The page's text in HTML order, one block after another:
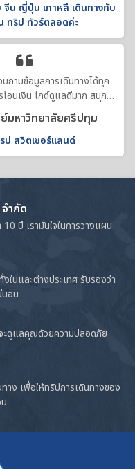
จีน ญี่ปุ่น เกาหลี เดินทางกับ
ทริป ทัวร์ตลอดค่ะ
ถามข้อมูลการเดินทางได้ทุก
รโอนเงิน ไกด์ดูแลดีมาก สนุก
ประทับใจค่ะ
มหาวิทยาลัยศรีปทุม
ป สวิตเซอร์แลนด์
ำกัด
ปี เรามั่นใจในการวางแผน
ในและต่างประเทศ รับรองว่า
อน
ดูแลคุณด้วยความปลอดภัย
าง เพื่อให้ทริปการเดินทางของ